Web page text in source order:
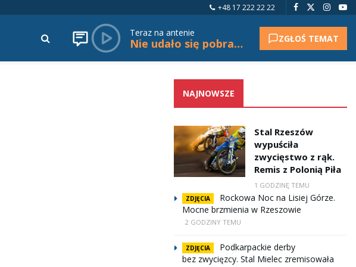
+48 17 222 22 22
Teraz na antenie
Nie udało się pobrać tytułu. ZGŁOŚ TEMAT
NAJNOWSZE
Stal Rzeszów
wypuściła
zwycięstwo z rąk.
Remis z Polonią Piła
1 GODZINĘ TEMU
ZDJĘCIA
Rockowa Noc na Lisiej Górze.
Mocne brzmienia w Rzeszowie
2 GODZINY TEMU
ZDJĘCIA
Podkarpackie derby
bez zwycięzcy. Stal Mielec zremisowała